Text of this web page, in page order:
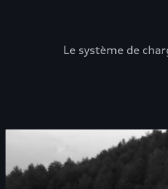
Le système de